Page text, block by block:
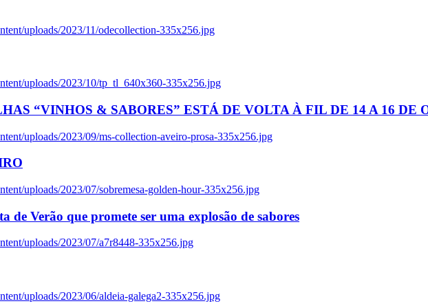
uploads/2023/11/odecollection-335x256.jpg
uploads/2023/10/tp_tl_640x360-335x256.jpg
“VINHOS & SABORES” ESTÁ DE VOLTA À FIL DE 14 A 16 DE
uploads/2023/09/ms-collection-aveiro-prosa-335x256.jpg
uploads/2023/07/sobremesa-golden-hour-335x256.jpg
de Verão que promete ser uma explosão de sabores
uploads/2023/07/a7r8448-335x256.jpg
uploads/2023/06/aldeia-galega2-335x256.jpg